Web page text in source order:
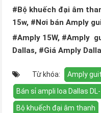
#Bộ khuếch đại âm
15w, #Nơi bán Amply
#Amply 15W, #Amply
Dallas, #Giá Amply
Từ khóa: Amply
Bán sỉ ampli loa Dallas
Bộ khuếch đại âm thanh